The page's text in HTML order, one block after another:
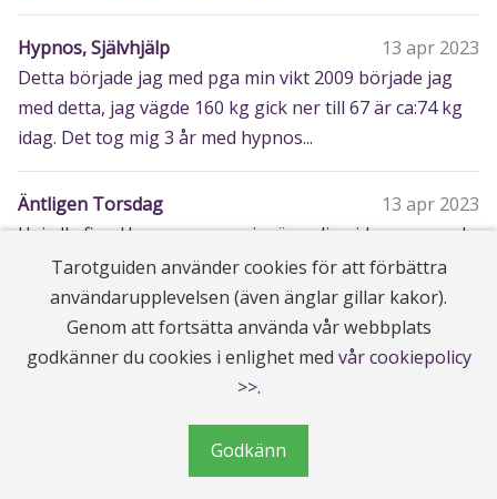
Hypnos, Självhjälp
13 apr 2023
Detta började jag med pga min vikt 2009 började jag
med detta, jag vägde 160 kg gick ner till 67 är ca:74 kg
idag. Det tog mig 3 år med hypnos...
Äntligen Torsdag
13 apr 2023
Hej alla fina Here we go again, är online idag, somnade
i soffan igår min feber är så hög på kvällarna trodde
jag kände mig bättre men ...
Solen Stannar
12 apr 2023
Hej alla fina Jag är fortfarande sängliggandes förkyld,
njuter av allt på distans även solen. Men har hunnit ut
hämta paket hämta barnen frå...
Tarotguiden använder cookies för att förbättra
användarupplevelsen (även änglar gillar kakor).
Genom att fortsätta använda vår webbplats
godkänner du cookies i enlighet med vår cookiepolicy
>>.
Godkänn